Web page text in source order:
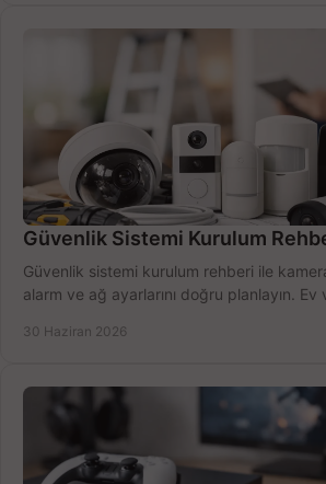
Güvenlik Sistemi Kurulum
Güvenlik sistemi kurulum rehberi ile
alarm ve ağ ayarlarını doğru planlayın.
30 Haziran 2026